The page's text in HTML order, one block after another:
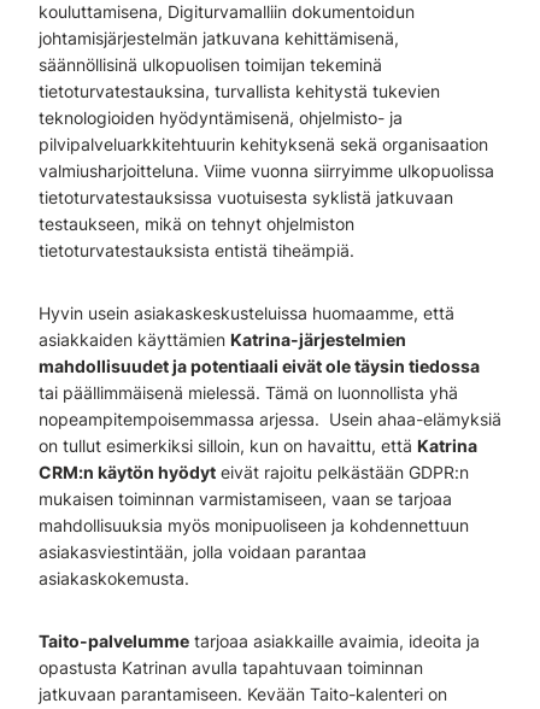
kouluttamisena, Digiturvamalliin dokumentoidun
johtamisjärjestelmän jatkuvana kehittämisenä,
säännöllisinä ulkopuolisen toimijan tekeminä
tietoturvatestauksina, turvallista kehitystä tukevien
teknologioiden hyödyntämisenä, ohjelmisto- ja
pilvipalveluarkkitehtuurin kehityksenä sekä organisaation
valmiusharjoitteluna. Viime vuonna siirryimme ulkopuolissa
tietoturvatestauksissa vuotuisesta syklistä jatkuvaan
testaukseen, mikä on tehnyt ohjelmiston
tietoturvatestauksista entistä tiheämpiä.
Hyvin usein asiakaskeskusteluissa huomaamme, että
asiakkaiden käyttämien Katrina-järjestelmien
mahdollisuudet ja potentiaali eivät ole täysin tiedossa
tai päällimmäisenä mielessä. Tämä on luonnollista yhä
nopeampitempoisemmassa arjessa. Usein ahaa-elämyksiä
on tullut esimerkiksi silloin, kun on havaittu, että Katrina
CRM:n käytön hyödyt eivät rajoitu pelkästään GDPR:n
mukaisen toiminnan varmistamiseen, vaan se tarjoaa
mahdollisuuksia myös monipuoliseen ja kohdennettuun
asiakasviestintään, jolla voidaan parantaa
asiakaskokemusta.
Taito-palvelumme tarjoaa asiakkaille avaimia, ideoita ja
opastusta Katrinan avulla tapahtuvaan toiminnan
jatkuvaan parantamiseen. Kevään Taito-kalenteri on